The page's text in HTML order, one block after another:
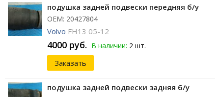
подушка задней подвески передняя б/у
ОЕМ: 20427804
Volvo FH13 05-12
4000 руб. В наличии: 2 шт.
Заказать
подушка задней подвески задняя б/у